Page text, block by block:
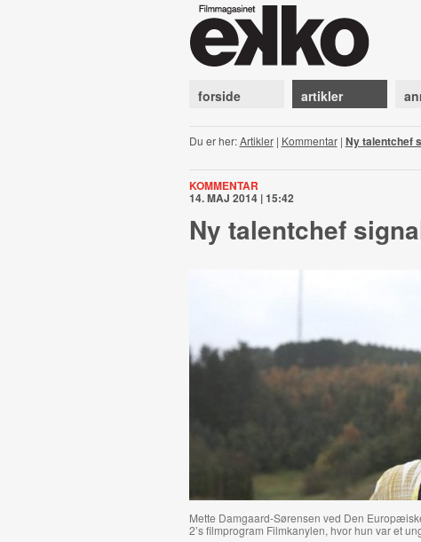
forside artikler
Du er her:Artikler| Kommentar| Ny talentchef
KOMMENTAR
14. MAJ 2014 | 15:42
Ny talentchef
Mette Damgaard-Sørensen ved Den
2’s filmprogram Filmkanylen, hvor hun var et